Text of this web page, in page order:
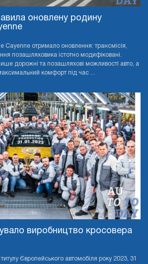
оновлену родину
Cayenne отримало оновлення: трансмісія,
позашляховика істотно модифіковані.
дорожні та позашляхові можливості авто, а
комфорт під час ...
виробництво кросовера
Європейського автомобіля року 2023, 31